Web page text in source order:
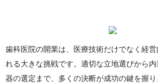
歯科医院の開業は、医療技術だけでなく経
れる大きな挑戦です。適切な立地選びから
器の選定まで、多くの決断が成功の鍵を握